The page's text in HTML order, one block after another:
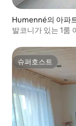
Humenné의 아파
발코니가 있는 1룸
슈퍼호스트
슈퍼호스트